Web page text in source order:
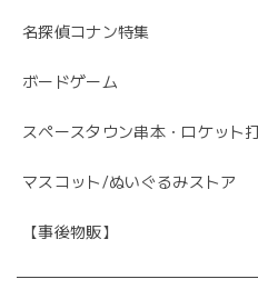
名探偵コナン特集
ボードゲーム
スペースタウン串本・ロケット
マスコット/ぬいぐるみストア
【事後物販】